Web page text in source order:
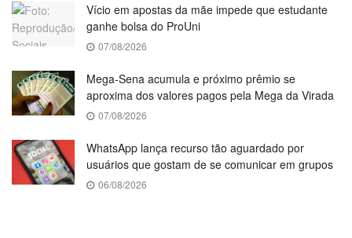
Vício em apostas da mãe impede que estudante
ganhe bolsa do ProUni
07/08/2026
Mega-Sena acumula e próximo prêmio se
aproxima dos valores pagos pela Mega da Virada
07/08/2026
WhatsApp lança recurso tão aguardado por
usuários que gostam de se comunicar em grupos
06/08/2026